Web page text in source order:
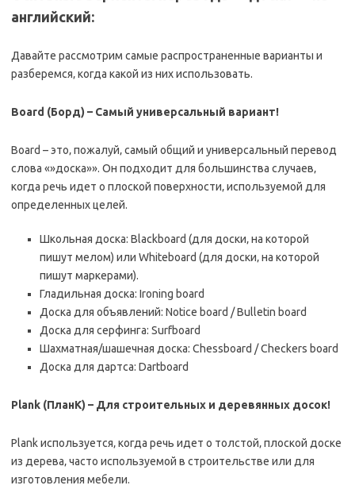
английский:
Давайте рассмотрим самые распространенные варианты и
разберемся‚ когда какой из них использовать.
Board (Борд) – Самый универсальный вариант!
Board – это‚ пожалуй‚ самый общий и универсальный перевод
слова «»доска»». Он подходит для большинства случаев‚
когда речь идет о плоской поверхности‚ используемой для
определенных целей.
Школьная доска: Blackboard (для доски‚ на которой
пишут мелом) или Whiteboard (для доски‚ на которой
пишут маркерами).
Гладильная доска: Ironing board
Доска для объявлений: Notice board / Bulletin board
Доска для серфинга: Surfboard
Шахматная/шашечная доска: Chessboard / Checkers board
Доска для дартса: Dartboard
Plank (ПланК) – Для строительных и деревянных досок!
Plank используется‚ когда речь идет о толстой‚ плоской доске
из дерева‚ часто используемой в строительстве или для
изготовления мебели.